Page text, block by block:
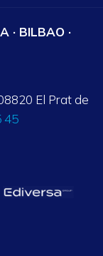
· BILBAO ·
El Prat de
45